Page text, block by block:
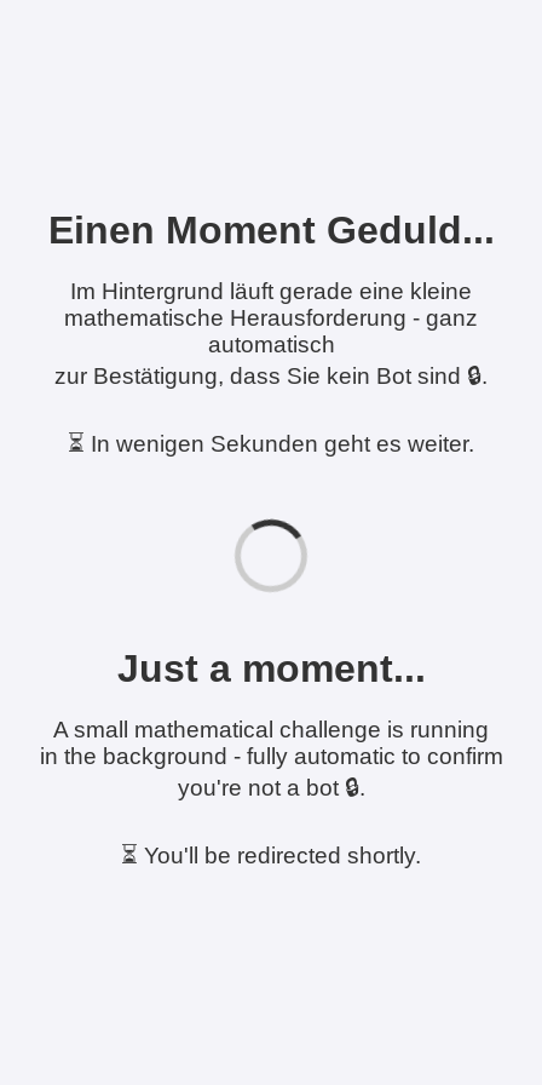
Einen Moment Geduld...
Im Hintergrund läuft gerade eine kleine
mathematische Herausforderung - ganz
automatisch
zur Bestätigung, dass Sie kein Bot sind 🔒.
⏳ In wenigen Sekunden geht es weiter.
Just a moment...
A small mathematical challenge is running
in the background - fully automatic to confirm
you're not a bot 🔒.
⏳ You'll be redirected shortly.